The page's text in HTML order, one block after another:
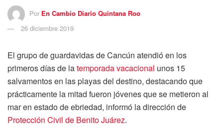
Por En Cambio Diario Quintana Roo
26 diciembre 2019
El grupo de guardavidas de Cancún atendió en los
primeros días de latemporada vacacional unos 15
salvamentos en las playas del destino, destacando que
prácticamente la mitad fueron jóvenes que se metieron al
mar en estado de ebriedad, informó la dirección de
Protección Civil de Benito Juárez.